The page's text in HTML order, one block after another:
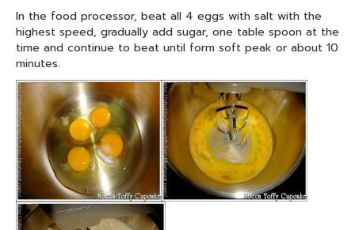
In the food processor, beat all 4 eggs with salt with the
highest speed, gradually add sugar, one table spoon at the
time and continue to beat until form soft peak or about 10
minutes.